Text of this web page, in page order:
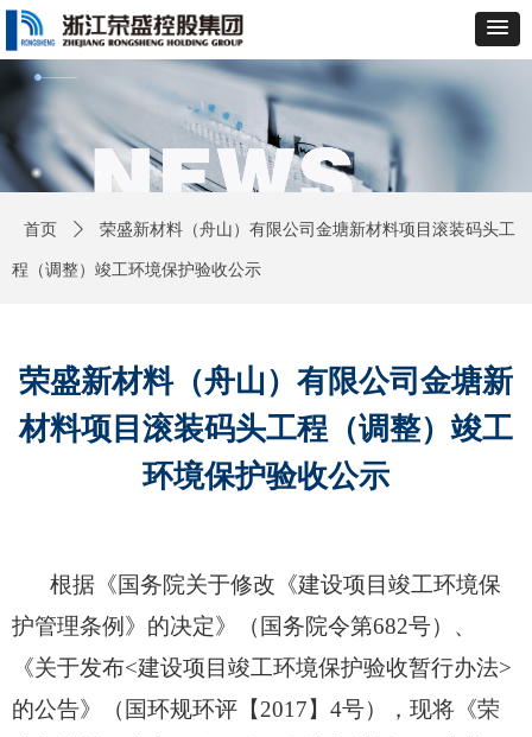
荣盛新材料（舟山）有限公司金塘新
材料项目滚装码头工程（调整）竣工
环境保护验收公示
根据《国务院关于修改《建设项目竣工环境保
护管理条例》的决定》（国务院令第682号） 、
《关于发布<建设项目竣工环境保护验收暂行办法>
的公告》（国环规环评 【201 7】 4号），现将《荣
首页 ꄲ 荣盛新材料（舟山）有限公司金塘新材料项目滚装码头工
程（调整）竣工环境保护验收公示